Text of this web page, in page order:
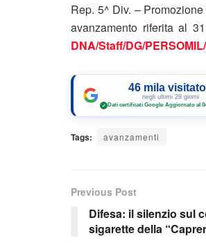
Rep. 5^ Div. –
avanzamento riferita al
DNA/Staff/DG/
46 mila
negli ultimi 28 giorni
✓ Dati certificati Google·Aggiornato al
Tags: avanzamenti
Previous Post
Difesa: il silenzio sul
sigarette della